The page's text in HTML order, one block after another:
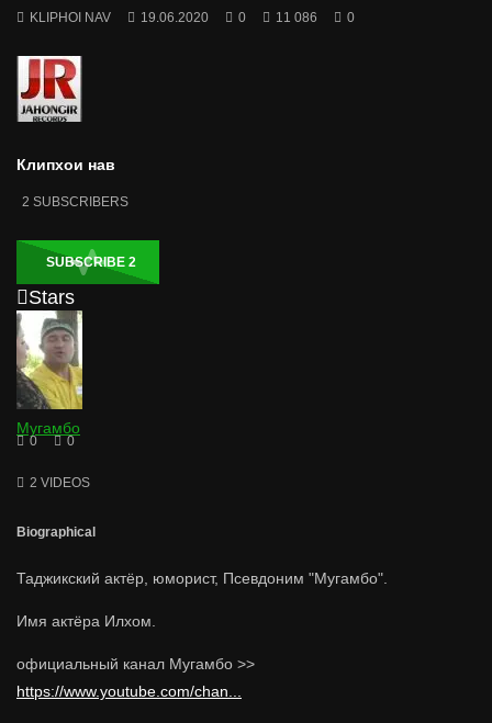
KLIPHOI NAV 19.06.2020 0 11 086 0
Клипхои нав
2 SUBSCRIBERS
SUBSCRIBE 2
Stars
Мугамбо
0 0
2 VIDEOS
Biographical
Таджикский актёр, юморист, Псевдоним "Мугамбо".
Имя актёра Илхом.
официальный канал Мугамбо >>
https://www.youtube.com/chan...